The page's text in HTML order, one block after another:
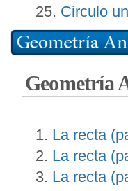
Circulo
Geometría
La recta
La recta
La recta